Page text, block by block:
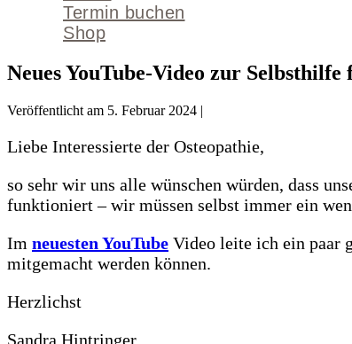
Termin buchen
Shop
Neues YouTube-Video zur
Veröffentlicht am 5. Februar 2024 |
Liebe Interessierte der Osteopathie,
so sehr wir uns alle wünschen würden, dass
funktioniert – wir müssen selbst immer ein
Im neuesten YouTube Video leite ich ein paar
mitgemacht werden können.
Herzlichst
Sandra Hintringer